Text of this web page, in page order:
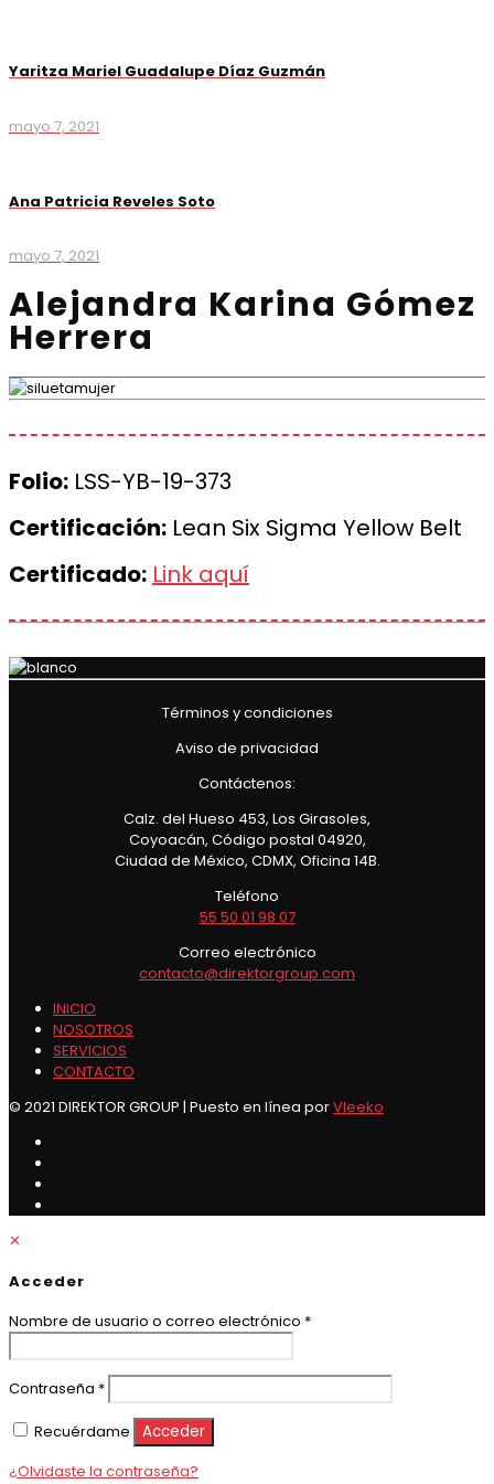
Yaritza Mariel Guadalupe Díaz Guzmán
mayo 7, 2021
Ana Patricia Reveles Soto
mayo 7, 2021
Alejandra Karina Gómez
Herrera
Folio: LSS-YB-19-373
Certificación: Lean Six Sigma Yellow Belt
Certificado: Link aquí
Términos y condiciones
Aviso de privacidad
Contáctenos:
Calz. del Hueso 453, Los Girasoles,
Coyoacán, Código postal 04920,
Ciudad de México, CDMX, Oficina 14B.
Teléfono
55 50 01 98 07
Correo electrónico
contacto@direktorgroup.com
INICIO
NOSOTROS
SERVICIOS
CONTACTO
© 2021 DIREKTOR GROUP | Puesto en línea porVleeko
✕
Acceder
Nombre de usuario o correo electrónico *Obligatorio
Contraseña *Obligatorio
Recuérdame
Acceder
¿Olvidaste la contraseña?